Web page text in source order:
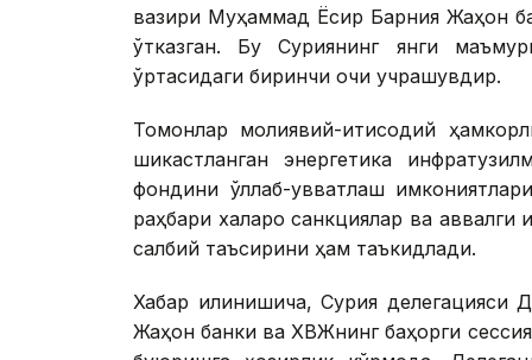
вазири Муҳаммад Ёсир Барния Жаҳон
ўтказган. Бу Суриянинг янги
ўртасидаги биринчи очиқ учрашувдир.
Томонлар молиявий-иқтисодий
шикастланган энергетика
фондини қўллаб-қувватлаш
раҳбари халқаро санкциялар ва
салбий таъсирини ҳам таъкидлади.
Хабар қилинишича, Сурия
Жаҳон банки ва ХВЖнинг баҳорги